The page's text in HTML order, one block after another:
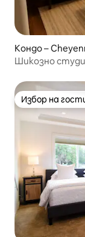
Кондо –
Шикозно
Избор на
Избор на